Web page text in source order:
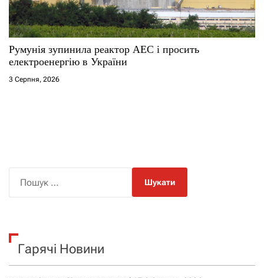
Румунія зупинила реактор АЕС і просить
електроенергію в України
3 Серпня, 2026
к
Гарячі Новини